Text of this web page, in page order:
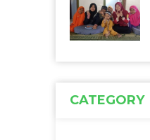
CATEGORY